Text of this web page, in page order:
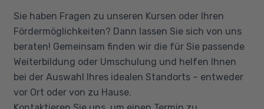
Rechtliche Grundlagen
Prozessmanagement
Statistische Methoden und Verfahren
7 Managementwerkzeuge
FMEA (Fehlermöglichkeitseinflussanalyse)
Grundkenntnisse im Bereich QM voraus. Diese
müssen durch Zertifikate als QMB und Interner
Auditor belegt werden. Sicheres Deutsch in
Wort und Schrift wird vorausgesetzt.
Sie haben Fragen zu unseren Kursen oder Ihren
Fördermöglichkeiten? Dann lassen Sie sich von uns
beraten! Gemeinsam finden wir die für Sie passende
Weiterbildung oder Umschulung und helfen Ihnen
bei der Auswahl Ihres idealen Standorts – entweder
vor Ort oder von zu Hause.